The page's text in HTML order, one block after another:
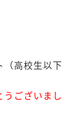
（高校生以下
ございまし